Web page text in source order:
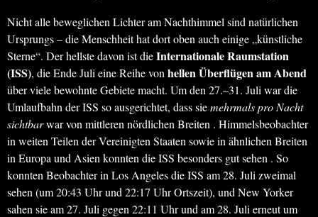
Nicht alle beweglichen Lichter am Nachthimmel sind natürlichen
Ursprungs – die Menschheit hat dort oben auch einige „künstliche
Sterne“. Der hellste davon ist dieInternationale Raumstation
(ISS), die Ende Juli eine Reihe von hellen Überflügen am Abend
über viele bewohnte Gebiete macht. Um den 27.–31. Juli war die
Umlaufbahn der ISS so ausgerichtet, dass siemehrmals pro Nacht
sichtbarwar von mittleren nördlichen Breiten . Himmelsbeobachter
in weiten Teilen der Vereinigten Staaten sowie in ähnlichen Breiten
in Europa und Asien konnten die ISS besonders gut sehen . So
konnten Beobachter in Los Angeles die ISS am 28. Juli zweimal
sehen (um 20:43 Uhr und 22:17 Uhr Ortszeit), und New Yorker
sahen sie am 27. Juli gegen 22:11 Uhr und am 28. Juli erneut um